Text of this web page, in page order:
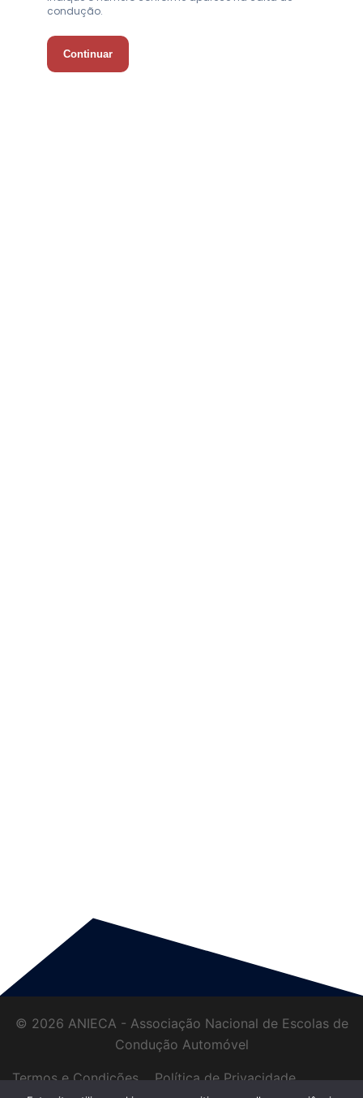
© 2026 ANIECA - Associação Nacional de Escolas de
Condução Automóvel
Termos e Condições
Política de Privacidade